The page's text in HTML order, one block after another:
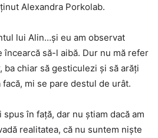
Alexandra Porkolab.
lui Alin…și eu am observat
încearcă să-l aibă. Dur nu mă refer
ba chiar să gesticulezi și să arăți
mi se pare destul de urât.
în față, dar nu știam dacă am
realitatea, că nu suntem niște